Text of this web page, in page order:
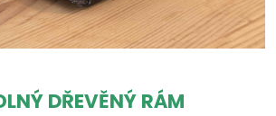
DŘEVĚNÝ RÁM